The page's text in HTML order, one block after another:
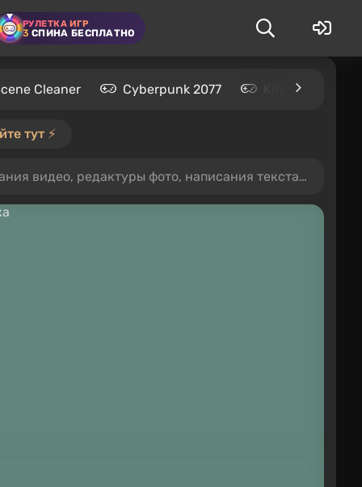
РУЛЕТКА ИГР
3 СПИНА БЕСПЛАТНО
Cleaner Cyberpunk 2077 Kingdom
тут ⚡️
редактуры фото, написания текста и записи звука